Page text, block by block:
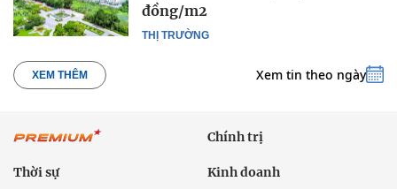
THỊ TRƯỜNG
đồng/m2
XEM THÊM Xem tin theo ngày
Chính trị
Thời sự Kinh doanh